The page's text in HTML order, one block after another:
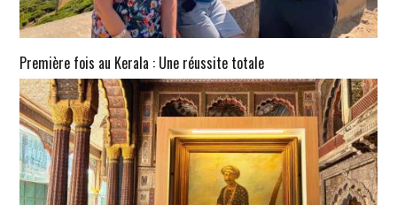
Première fois au Kerala : Une réussite totale